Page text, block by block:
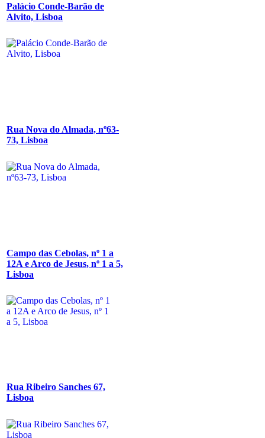
Palácio Conde-Barão de
Alvito, Lisboa
Rua Nova do Almada, nº63-
73, Lisboa
Campo das Cebolas, nº 1 a
12A e Arco de Jesus, nº 1 a 5,
Lisboa
Rua Ribeiro Sanches 67,
Lisboa